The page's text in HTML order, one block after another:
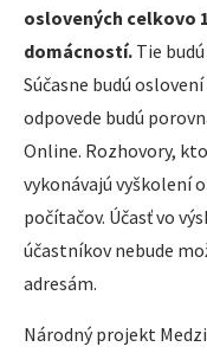
oslovených celkovo
domácností. Tie
Súčasne budú
odpovede budú
Online. Rozhovory,
vykonávajú vyškolení
počítačov. Účasť vo
účastníkov nebude
adresám.
Národný projekt